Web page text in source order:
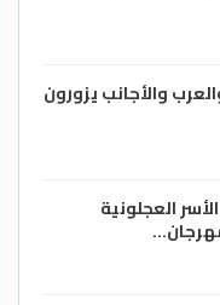
والأجانب يزورون
العجلونية